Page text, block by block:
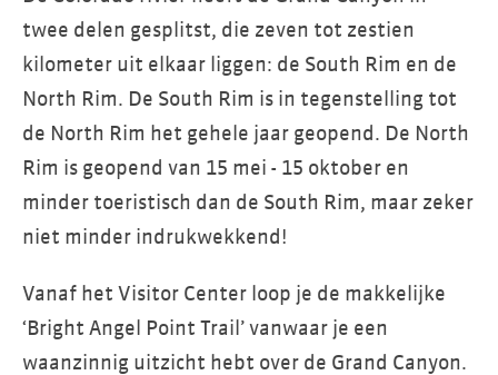
twee delen gesplitst, die zeven tot zestien
kilometer uit elkaar liggen: de South Rim en de
North Rim. De South Rim is in tegenstelling tot
de North Rim het gehele jaar geopend. De North
Rim is geopend van 15 mei - 15 oktober en
minder toeristisch dan de South Rim, maar zeker
niet minder indrukwekkend!
Vanaf het Visitor Center loop je de makkelijke
‘Bright Angel Point Trail’ vanwaar je een
waanzinnig uitzicht hebt over de Grand Canyon.